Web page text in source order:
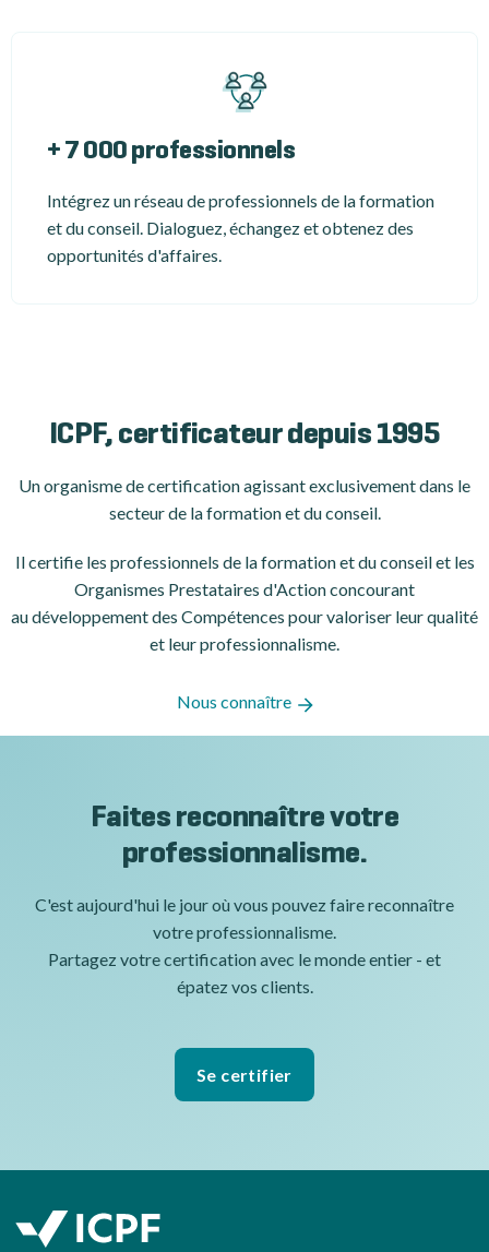
+ 7 000 professionnels
Intégrez un réseau de professionnels de la formation
et du conseil. Dialoguez, échangez et obtenez des
opportunités d'affaires.
ICPF, certificateur depuis 1995
Un organisme de certificationagissant exclusivement dans le
secteur de la formation et du conseil.
Il certifie les professionnels de la formation et du conseil et les
Organismes Prestataires d'Action concourant
au développement des Compétences pour valoriser leur qualité
et leur professionnalisme.
Nous connaître
Faites reconnaître votre
professionnalisme.
C'est aujourd'hui le jour où vous pouvez faire reconnaître
votre professionnalisme.
Partagez votre certification avec le monde entier - et
épatez vos clients.
Se certifier